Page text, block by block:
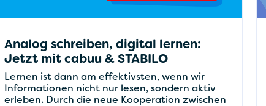
Analog schreiben, digital lernen:
Jetzt mit cabuu & STABILO
Lernen ist dann am effektivsten, wenn wir
Informationen nicht nur lesen, sondern aktiv
erleben. Durch die neue Kooperation zwischen